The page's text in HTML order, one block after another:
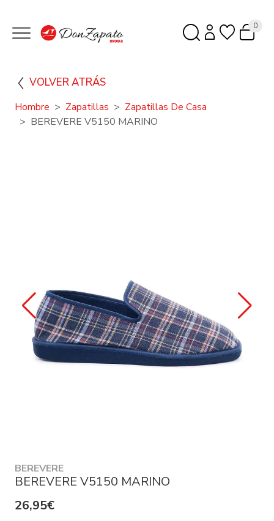
0
VOLVER ATRÁS
Hombre Zapatillas
Zapatillas De Casa
BEREVERE V5150 MARINO
BEREVERE
BEREVERE V5150 MARINO
26,95€